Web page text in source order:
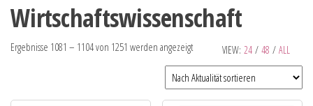
Wirtschaftswissenschaft
VIEW: 24 / 48 / ALL
Ergebnisse 1081 – 1104 von 1251 werden angezeigt